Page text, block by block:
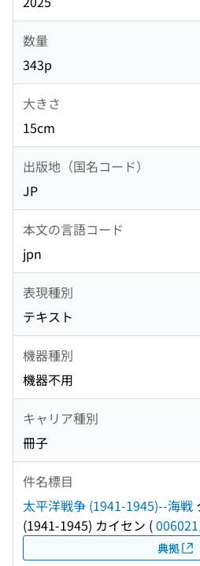
数量
343p
大きさ
15cm
出版地（国名コード）
JP
本文の言語コード
jpn
表現種別
テキスト
機器種別
機器不用
キャリア種別
冊子
件名標目
太平洋戦争 (1941-1945)--海戦
(1941-1945) カイセン (
典拠